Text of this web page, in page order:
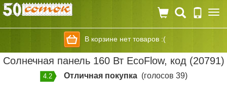
В корзине нет товаров :(
Солнечная панель 160 Вт EcoFlow, код (20791)
4.2 Отличная покупка(голосов 39)